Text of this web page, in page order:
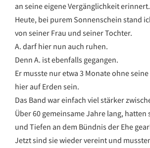
an seine eigene Vergänglichkeit erinnert.
Heute, bei purem Sonnenschein stand
von seiner Frau und seiner Tochter.
A. darf hier nun auch ruhen.
Denn A. ist ebenfalls gegangen.
Er musste nur etwa 3 Monate ohne
hier auf Erden sein.
Das Band war einfach viel stärker
Über 60 gemeinsame Jahre lang, hatten
und Tiefen an dem Bündnis der Ehe
Jetzt sind sie wieder vereint und